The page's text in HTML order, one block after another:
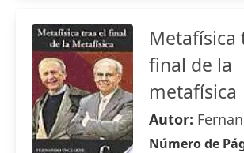
Metafísica
final de la
metafísica
Autor:
Número de